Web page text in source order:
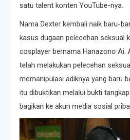
satu talent konten YouTube-nya.
Nama Dexter kembali naik baru-
kasus dugaan pelecehan seksual
cosplayer bernama Hanazono Ai.
telah melakukan pelecehan
memanipulasi adiknya yang baru
itu dibuktikan melalui bukti
bagikan ke akun media sosial